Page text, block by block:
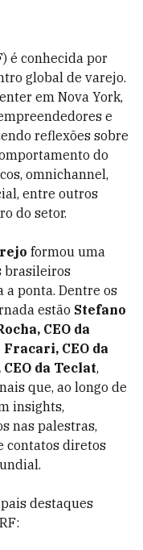
é conhecida por
global de varejo.
em Nova York,
e
reflexões sobre
do
omnichannel,
entre outros
do setor.
formou uma
brasileiros
ponta. Dentre os
estão Stefano
CEO da
CEO da
da Teclat,
que, ao longo de
insights,
nas palestras,
contatos diretos
destaques